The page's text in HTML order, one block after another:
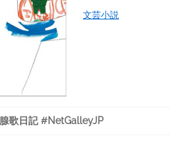
文芸小説
歌日記 #NetGalleyJP